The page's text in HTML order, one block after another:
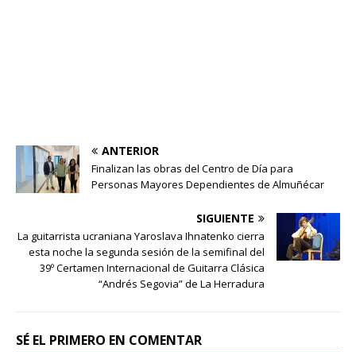
ANTERIOR
Finalizan las obras del Centro de Día para
Personas Mayores Dependientes de Almuñécar
SIGUIENTE
La guitarrista ucraniana Yaroslava Ihnatenko cierra
esta noche la segunda sesión de la semifinal del
39º Certamen Internacional de Guitarra Clásica
“Andrés Segovia” de La Herradura
SÉ EL PRIMERO EN COMENTAR